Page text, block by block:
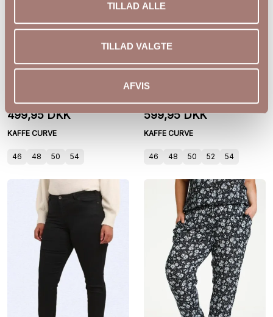
TILLAD ALLE
TILLAD VALGTE
AFVIS
499,95 DKK
KAFFE CURVE
46 48 50 54
KCria Wide Pants
599,95 DKK
KAFFE CURVE
46 48 50 52 54